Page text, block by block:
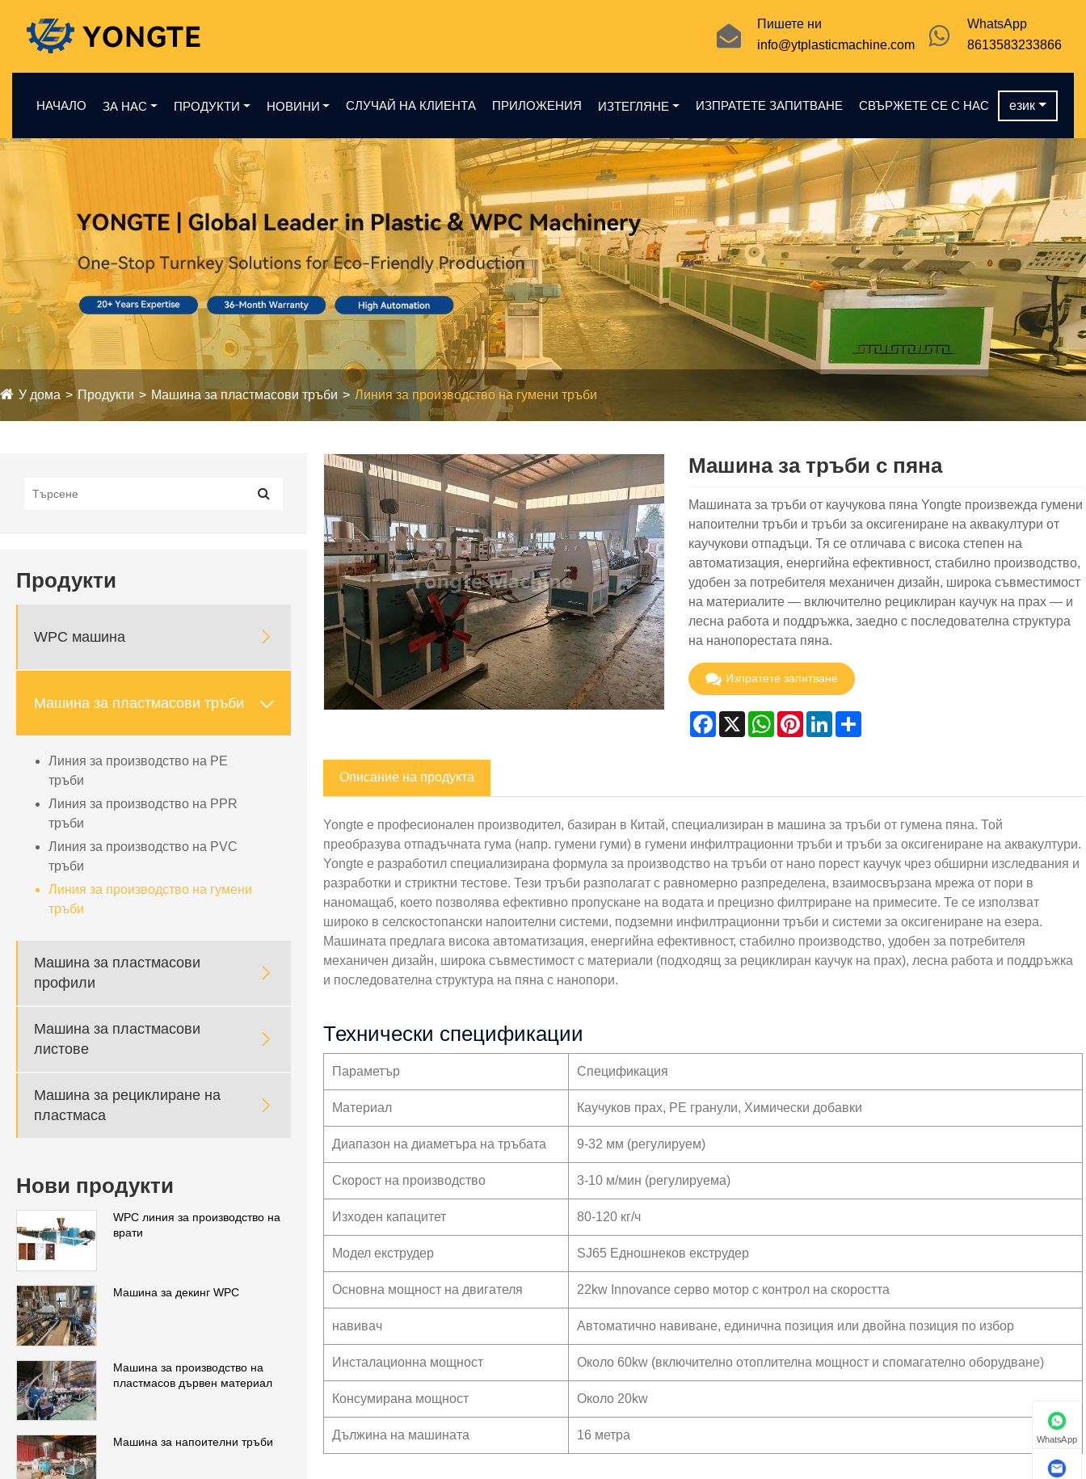
WhatsApp
8613583233866
Пишете ни
info@ytplasticmachine.com
НАЧАЛО ЗА НАС ПРОДУКТИ НОВИНИ СЛУЧАЙ НА КЛИЕНТА ПРИЛОЖЕНИЯ ИЗТЕГЛЯНЕ ИЗПРАТЕТЕ ЗАПИТВАНЕ СВЪРЖЕТЕ СЕ С НАС език
У дома Продукти Машина за пластмасови тръби Линия за производство на гумени тръби
Продукти
WPC машина 
Машина за пластмасови тръби 
Линия за производство на PE
тръби
Линия за производство на PPR
тръби
Линия за производство на PVC
тръби
Линия за производство на гумени
тръби
Машина за пластмасови
профили

Машина за пластмасови
листове

Машина за рециклиране на
пластмаса

Нови продукти
WPC линия за производство на
врати
Машина за декинг WPC
Машина за производство на
пластмасов дървен материал
Машина за напоителни тръби
Машина за тръби с пяна
Машината за тръби от каучукова пяна Yongte произвежда гумени
напоителни тръби и тръби за оксигениране на аквакултури от
каучукови отпадъци. Тя се отличава с висока степен на
автоматизация, енергийна ефективност, стабилно производство,
удобен за потребителя механичен дизайн, широка съвместимост
на материалите — включително рециклиран каучук на прах — и
лесна работа и поддръжка, заедно с последователна структура
на нанопорестата пяна.
Изпратете запитване
Facebook
X WhatsApp
PinterestLinkedInShare
Описание на продукта
Yongte е професионален производител, базиран в Китай, специализиран в машина за тръби от гумена пяна. Той
преобразува отпадъчната гума (напр. гумени гуми) в гумени инфилтрационни тръби и тръби за оксигениране на аквакултури.
Yongte е разработил специализирана формула за производство на тръби от нано порест каучук чрез обширни изследвания и
разработки и стриктни тестове. Тези тръби разполагат с равномерно разпределена, взаимосвързана мрежа от пори в
наномащаб, което позволява ефективно пропускане на водата и прецизно филтриране на примесите. Те се използват
широко в селскостопански напоителни системи, подземни инфилтрационни тръби и системи за оксигениране на езера.
Машината предлага висока автоматизация, енергийна ефективност, стабилно производство, удобен за потребителя
механичен дизайн, широка съвместимост с материали (подходящ за рециклиран каучук на прах), лесна работа и поддръжка
и последователна структура на пяна с нанопори.
Технически спецификации
Параметър Спецификация
Материал Каучуков прах, PE гранули, Химически добавки
Диапазон на диаметъра на тръбата 9-32 мм (регулируем)
Скорост на производство 3-10 м/мин (регулируема)
Изходен капацитет 80-120 кг/ч
Модел екструдер SJ65 Едношнеков екструдер
Основна мощност на двигателя 22kw Innovance серво мотор с контрол на скоростта
навивач Автоматично навиване, единична позиция или двойна позиция по избор
Инсталационна мощност Около 60kw (включително отоплителна мощност и спомагателно оборудване)
Консумирана мощност Около 20kw
Дължина на машината 16 метра WhatsApp